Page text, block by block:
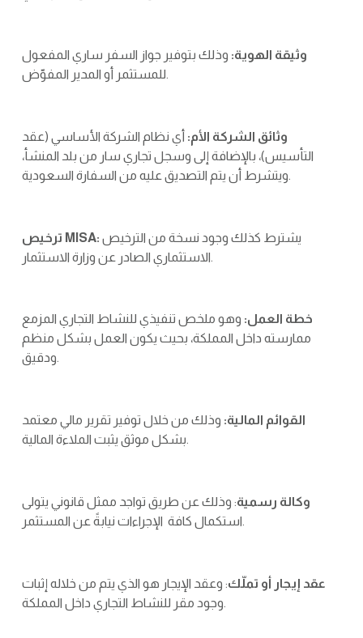
وثيقة الهوية: وذلك بتوفير جواز السفر ساري المفعول
للمستثمر أو المدير المفوّض.
وثائق الشركة الأم: أي نظام الشركة الأساسي (عقد
التأسيس)، بالإضافة إلى وسجل تجاري سار من بلد المنشأ،
ويتشرط أن يتم التصديق عليه من السفارة السعودية.
MISA:
الاستثماري الصادر عن وزارة الاستثمار.
خطة العمل: وهو ملخص تنفيذي للنشاط التجاري المزمع
ممارسته داخل المملكة، بحيث يكون العمل بشكل منظم
ودقيق.
القوائم المالية: وذلك من خلال توفير تقرير مالي معتمد
بشكل موثق يثبت الملاءة المالية.
وكالة رسمية: وذلك عن طريق تواجد ممثل قانوني يتولى
استكمال كافة الإجراءات نيابةً عن المستثمر.
عقد إيجار أو تملّك: وعقد الإيجار هو الذي يتم من خلاله إثبات
وجود مقر للنشاط التجاري داخل المملكة.